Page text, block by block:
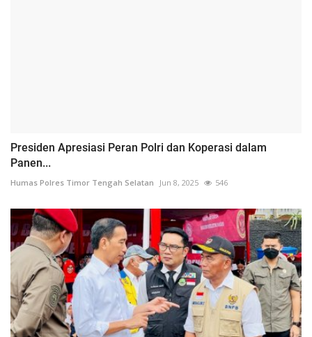
Presiden Apresiasi Peran Polri dan Koperasi dalam
Panen...
Humas Polres Timor Tengah Selatan Jun 8, 2025 546